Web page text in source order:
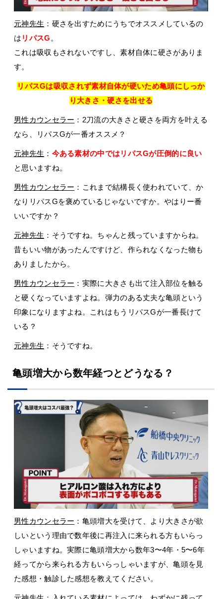
元神先生 ：硬さを出すためにうちでオススメしているの
は リパスG 。
これは吸収もされないですし、素材自体に硬さがありま
す。
リパスGは吸収されず素材自体が硬いため亀頭にしっか
り大きさ・硬さを出せる
男性カウンセラー ：2刀流の大きさと硬さを両方を叶える
なら、リパスGが一番オススメ？
元神先生 ： 今ある素材の中ではリパスGが圧倒的に良い
と思いますね。
男性カウンセラー ：これまで結構長く使われていて、か
なりリパスGを褒めているじゃないですか。やはりー番
いいですか？
元神先生 ：そうですね。ちゃんと残っていますからね。
昔もいい物があったんですけど、作られなくなった物も
ありましたから。
男性カウンセラー ：実際に大きさも出て注入部位を触る
と硬くなっていますよね。弾力のある丈夫な亀頭という
印象になりますよね。これはもうリパスGが一番長けて
いる？
元神先生 ：そうですね。
亀頭増大から数年経つとどうなる？
男性カウンセラー ：亀頭増大を受けて、より大きさが欲
しいという理由で数年後に再注入に来られる方もいらっ
しゃいますね。実際に亀頭増大から数年3〜4年・5〜6年
経ってから来られる方もいらっしゃいますが、亀頭を見
た感想・触診した感想を教えてください。